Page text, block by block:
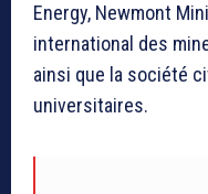
Energy, Newmont
international des
ainsi que la société
universitaires.